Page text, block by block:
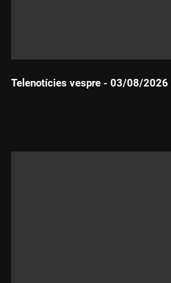
Telenotícies vespre - 03/08/2026